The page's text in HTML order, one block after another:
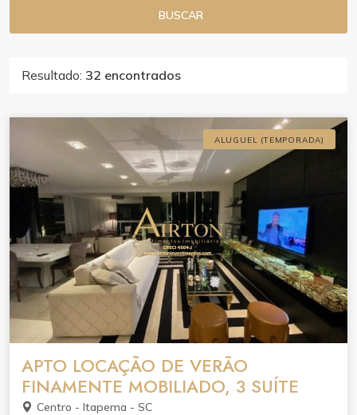
BUSCAR
Resultado: 32 encontrados
ALUGUEL (TEMPORADA)
APTO LOCAÇÃO DE VERÃO
FINAMENTE MOBILIADO, 3 SUÍTE
Centro - Itapema - SC